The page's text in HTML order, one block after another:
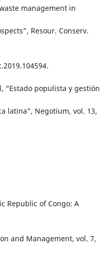
management in
Resour. Conserv.
“Estado populista y gestión
latina”, Negotium, vol. 13,
Republic of Congo: A
and Management, vol. 7,